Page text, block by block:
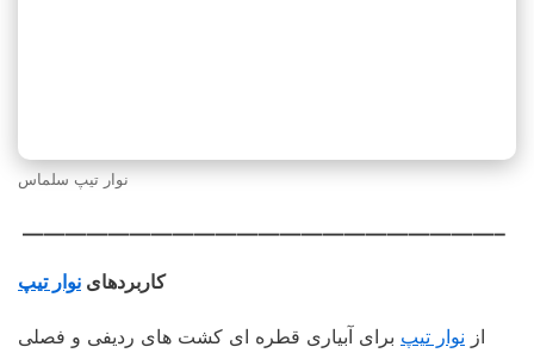
نوار تیپ سلماس
——————————————————————–
کاربردهای نوار تیپ
از نوار تیپ برای آبیاری قطره ای کشت های ردیفی و فصلی